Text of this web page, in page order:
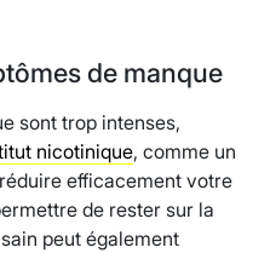
de manque
sont trop intenses,
nicotinique, comme un
efficacement votre
de rester sur la
peut également